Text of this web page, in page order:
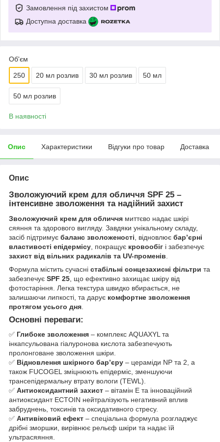
Замовлення під захистом
Доступна доставка
Об'єм
250 20 мл розлив 30 мл розлив 50 мл
50 мл розлив
В наявності
Опис Характеристики Відгуки про товар Доставка
Опис
Зволожуючий крем для обличчя SPF 25 –
інтенсивне зволоження та надійний захист
Зволожуючий крем для обличчя миттєво надає шкірі
сяяння та здорового вигляду. Завдяки унікальному складу,
засіб підтримує баланс зволоженості , відновлює бар’єрні
властивості епідермісу , покращує кровообіг і забезпечує
захист від вільних радикалів та UV-променів
Формула містить сучасні стабільні сонцезахисні фільтри та
забезпечує SPF 25 , що ефективно захищає шкіру від
фотостаріння. Легка текстура швидко вбирається, не
залишаючи липкості, та дарує комфортне зволоження
протягом усього дня
Основні переваги:
✅ Глибоке зволоження – комплекс AQUAXYL та
інкапсульована гіалуронова кислота забезпечують
пролонговане зволоження шкіри.
✅ Відновлення шкірного бар’єру – цераміди NP та 2, а
також FUCOGEL зміцнюють епідерміс, зменшуючи
трансепідермальну втрату вологи (TEWL).
✅ Антиоксидантний захист – вітамін Е та інноваційний
антиоксидант ECTOIN нейтралізують негативний вплив
забруднень, токсинів та оксидативного стресу.
✅ Антивіковий ефект – спеціальна формула розгладжує
дрібні зморшки, вирівнює рельєф шкіри та надає їй
ультрасяяння.